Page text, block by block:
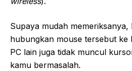
Supaya mudah memeriksanya,
hubungkan mouse tersebut ke
PC lain juga tidak muncul
kamu bermasalah.